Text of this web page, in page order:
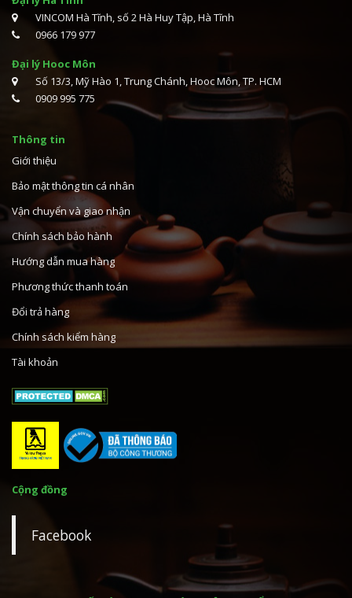
VINCOM Hà Tĩnh, số 2 Hà Huy Tập, Hà Tĩnh
0966 179 977
Đại lý Hooc Môn
Số 13/3, Mỹ Hào 1, Trung Chánh, Hooc Môn, TP. HCM
0909 995 775
Thông tin
Giới thiệu
Bảo mật thông tin cá nhân
Vận chuyển và giao nhận
Chính sách bảo hành
Hướng dẫn mua hàng
Phương thức thanh toán
Đổi trả hàng
Chính sách kiểm hàng
Tài khoản
Cộng đồng
Facebook